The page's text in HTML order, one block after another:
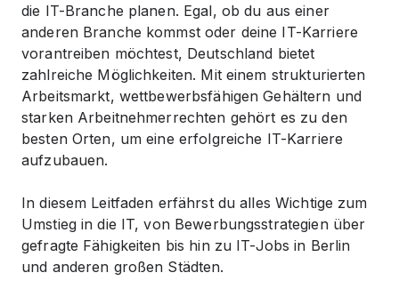
die IT-Branche planen. Egal, ob du aus einer
anderen Branche kommst oder deine IT-Karriere
vorantreiben möchtest, Deutschland bietet
zahlreiche Möglichkeiten. Mit einem strukturierten
Arbeitsmarkt, wettbewerbsfähigen Gehältern und
starken Arbeitnehmerrechten gehört es zu den
besten Orten, um eine erfolgreiche IT-Karriere
aufzubauen.
In diesem Leitfaden erfährst du alles Wichtige zum
Umstieg in die IT, von Bewerbungsstrategien über
gefragte Fähigkeiten bis hin zu IT-Jobs in Berlin
und anderen großen Städten.